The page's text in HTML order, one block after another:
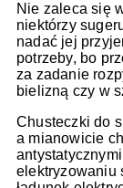
Nie zaleca się
niektórzy
nadać jej
potrzeby, bo
za zadanie
bielizną czy w
Chusteczki do
a mianowicie
elektryzowaniu